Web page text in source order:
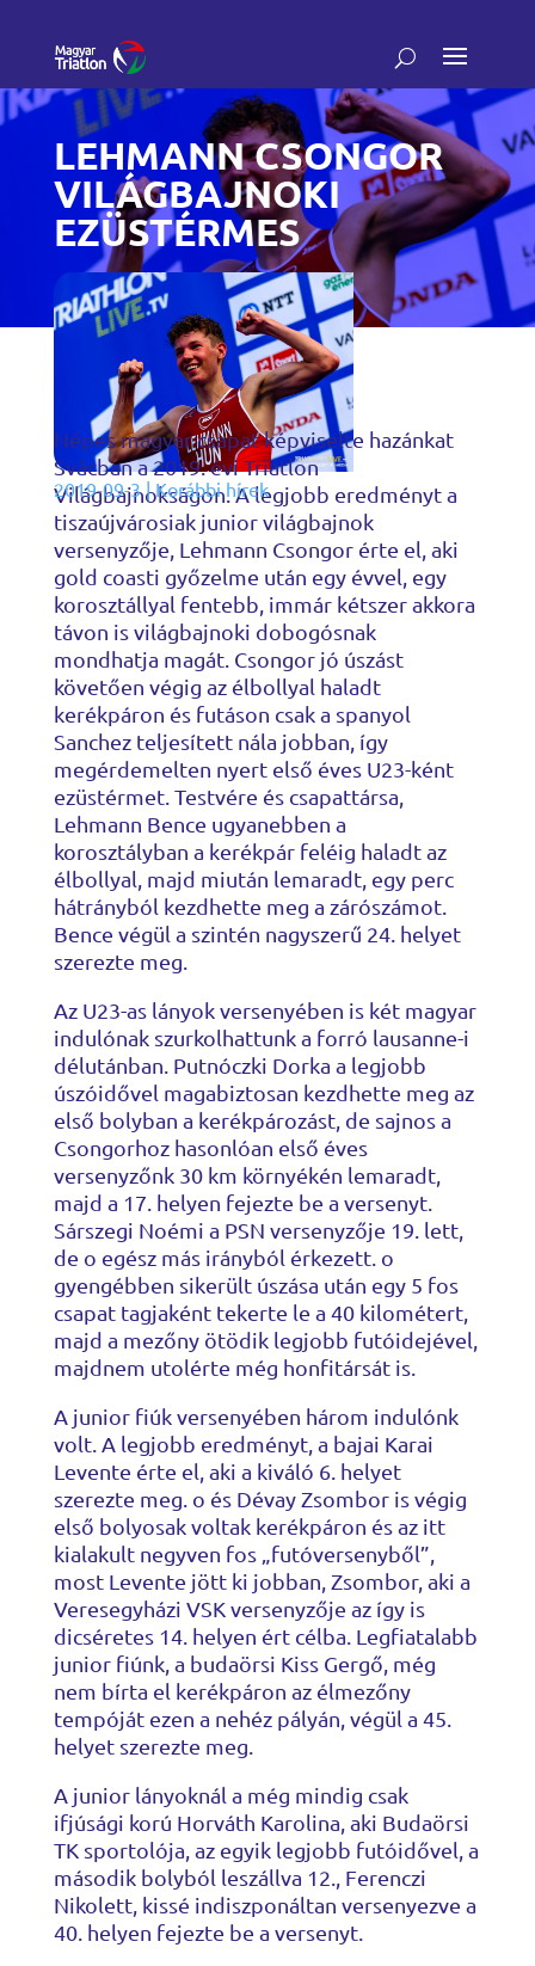
LEHMANN CSONGOR
VILÁGBAJNOKI
EZÜSTÉRMES
2019-09-3|Korábbi hírek
Népes magyar csapat képviselte hazánkat
Svácban a 2019. évi Triatlon
Világbajnokságon. A legjobb eredményt a
tiszaújvárosiak junior világbajnok
versenyzője, Lehmann Csongor érte el, aki
gold coasti győzelme után egy évvel, egy
korosztállyal fentebb, immár kétszer akkora
távon is világbajnoki dobogósnak
mondhatja magát. Csongor jó úszást
követően végig az élbollyal haladt
kerékpáron és futáson csak a spanyol
Sanchez teljesített nála jobban, így
megérdemelten nyert első éves U23-ként
ezüstérmet. Testvére és csapattársa,
Lehmann Bence ugyanebben a
korosztályban a kerékpár feléig haladt az
élbollyal, majd miután lemaradt, egy perc
hátrányból kezdhette meg a zárószámot.
Bence végül a szintén nagyszerű 24. helyet
szerezte meg.
Az U23-as lányok versenyében is két magyar
indulónak szurkolhattunk a forró lausanne-i
délutánban. Putnóczki Dorka a legjobb
úszóidővel magabiztosan kezdhette meg az
első bolyban a kerékpározást, de sajnos a
Csongorhoz hasonlóan első éves
versenyzőnk 30 km környékén lemaradt,
majd a 17. helyen fejezte be a versenyt.
Sárszegi Noémi a PSN versenyzője 19. lett,
de o egész más irányból érkezett. o
gyengébben sikerült úszása után egy 5 fos
csapat tagjaként tekerte le a 40 kilométert,
majd a mezőny ötödik legjobb futóidejével,
majdnem utolérte még honfitársát is.
A junior fiúk versenyében három indulónk
volt. A legjobb eredményt, a bajai Karai
Levente érte el, aki a kiváló 6. helyet
szerezte meg. o és Dévay Zsombor is végig
első bolyosak voltak kerékpáron és az itt
kialakult negyven fos „futóversenyből”,
most Levente jött ki jobban, Zsombor, aki a
Veresegyházi VSK versenyzője az így is
dicséretes 14. helyen ért célba. Legfiatalabb
junior fiúnk, a budaörsi Kiss Gergő, még
nem bírta el kerékpáron az élmezőny
tempóját ezen a nehéz pályán, végül a 45.
helyet szerezte meg.
A junior lányoknál a még mindig csak
ifjúsági korú Horváth Karolina, aki Budaörsi
TK sportolója, az egyik legjobb futóidővel, a
második bolyból leszállva 12., Ferenczi
Nikolett, kissé indiszponáltan versenyezve a
40. helyen fejezte be a versenyt.